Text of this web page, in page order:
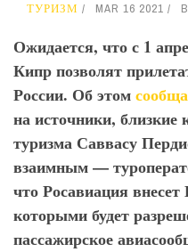
ТУРИЗМ MAR 16 2021
Ожидается, что с 1
Кипр позволят
России. Об этом
на источники, близкие
туризма Саввасу
взаимным —
что Росавиация
которыми будет
пассажирское